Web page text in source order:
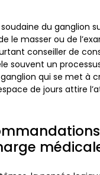
du ganglion
le masser ou de
conseiller de
souvent un
qui se met à
de jours attire